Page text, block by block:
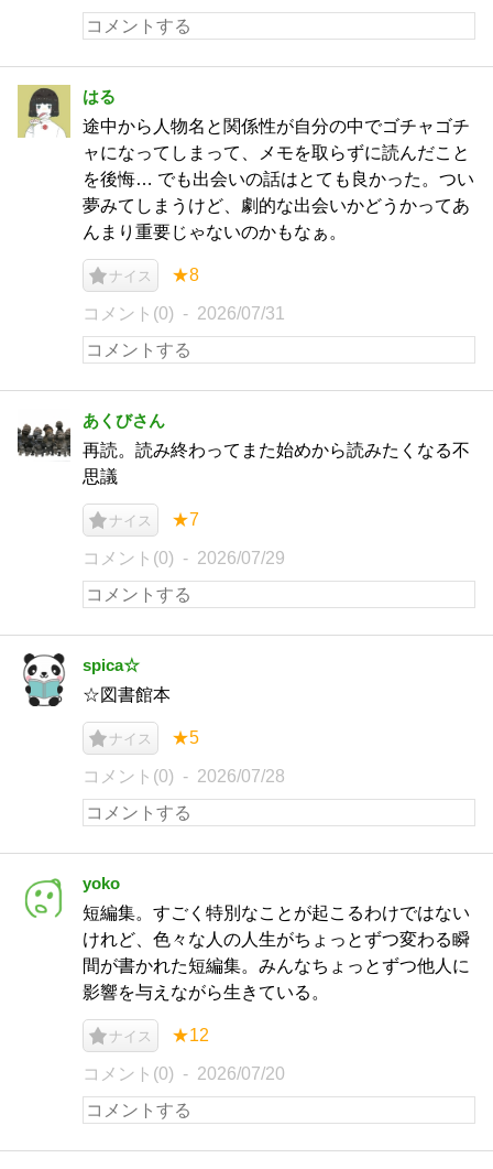
はる
途中から人物名と関係性が自分の中でゴチャゴチ
ャになってしまって、メモを取らずに読んだこと
を後悔… でも出会いの話はとても良かった。つい
夢みてしまうけど、劇的な出会いかどうかってあ
んまり重要じゃないのかもなぁ。
ナイス ★8
コメント(0) 2026/07/31
あくびさん
再読。読み終わってまた始めから読みたくなる不
思議
ナイス ★7
コメント(0) 2026/07/29
spica☆
☆図書館本
ナイス ★5
コメント(0) 2026/07/28
yoko
短編集。すごく特別なことが起こるわけではない
けれど、色々な人の人生がちょっとずつ変わる瞬
間が書かれた短編集。みんなちょっとずつ他人に
影響を与えながら生きている。
ナイス ★12
コメント(0) 2026/07/20